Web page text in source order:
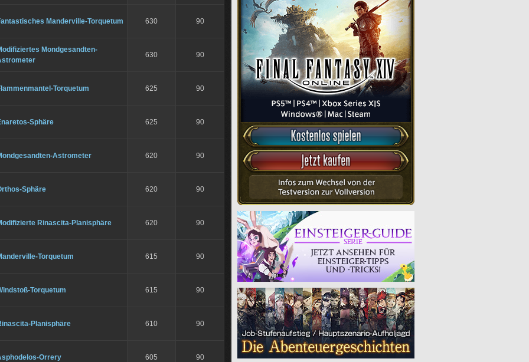
Manderville-Torquetum 630 90
Mondgesandten-
630 90
Torquetum 625 90
Sphäre 625 90
Astrometer 620 90
Sphäre 620 90
Rinascita-Planisphäre 620 90
Torquetum 615 90
Torquetum 615 90
Planisphäre 610 90
Orrery 605 90